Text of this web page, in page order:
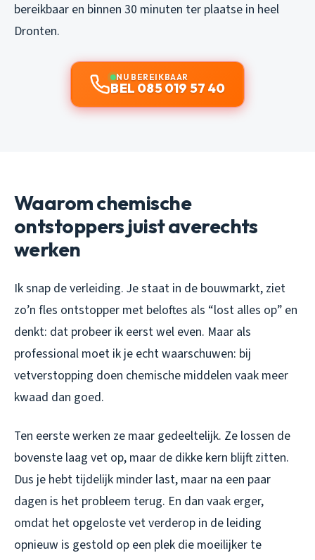
bereikbaar en binnen 30 minuten ter plaatse in heel
Dronten.
NU BEREIKBAAR
BEL 085 019 57 40
Waarom chemische
ontstoppers juist averechts
werken
Ik snap de verleiding. Je staat in de bouwmarkt, ziet
zo’n fles ontstopper met beloftes als “lost alles op” en
denkt: dat probeer ik eerst wel even. Maar als
professional moet ik je echt waarschuwen: bij
vetverstopping doen chemische middelen vaak meer
kwaad dan goed.
Ten eerste werken ze maar gedeeltelijk. Ze lossen de
bovenste laag vet op, maar de dikke kern blijft zitten.
Dus je hebt tijdelijk minder last, maar na een paar
dagen is het probleem terug. En dan vaak erger,
omdat het opgeloste vet verderop in de leiding
opnieuw is gestold op een plek die moeilijker te